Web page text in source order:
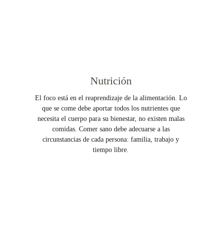
Nutrición
El foco está en el reaprendizaje de la alimentación. Lo
que se come debe aportar todos los nutrientes que
necesita el cuerpo para su bienestar, no existen malas
comidas. Comer sano debe adecuarse a las
circunstancias de cada persona: familia, trabajo y
tiempo libre.